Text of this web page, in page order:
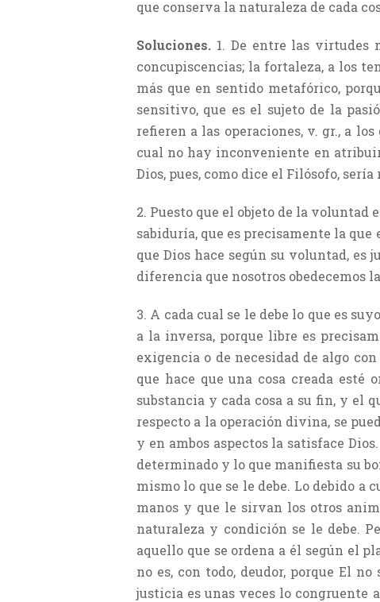
que conserva la naturaleza de cada
Soluciones. 1. De entre las virtudes
concupiscencias; la fortaleza, a los
más que en sentido metafórico,
sensitivo, que es el sujeto de la
refieren a las operaciones, v. gr., a
cual no hay inconveniente en
Dios, pues, como dice el Filósofo,
2. Puesto que el objeto de la voluntad
sabiduría, que es precisamente la
que Dios hace según su voluntad, es
diferencia que nosotros obedecemos
3. A cada cual se le debe lo que es
a la inversa, porque libre es
exigencia o de necesidad de algo
que hace que una cosa creada esté
substancia y cada cosa a su fin, y el
respecto a la operación divina, se
y en ambos aspectos la satisface
determinado y lo que manifiesta su
mismo lo que se le debe. Lo debido a
manos y que le sirvan los otros
naturaleza y condición se le debe.
aquello que se ordena a él según el
no es, con todo, deudor, porque El
justicia es unas veces lo congruente